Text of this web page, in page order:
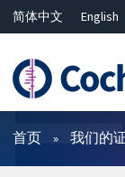
简体中文 English
ไทย
繁體中文
过滤
首页 我们的